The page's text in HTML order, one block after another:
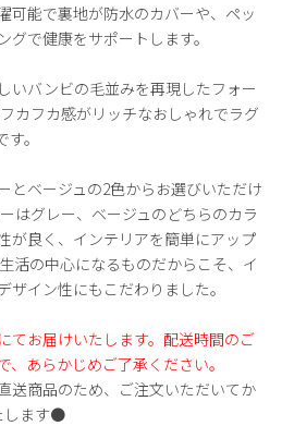
可能で裏地が防水のカバーや、ペッ
グで健康をサポートします。
いバンビの毛並みを再現したフォー
カフカ感がリッチなおしゃれでラグ
。
とベージュの2色からお選びいただけ
はグレー、ベージュのどちらのカラ
が良く、インテリアを簡単にアップ
活の中心になるものだからこそ、イ
ザイン性にもこだわりました。
てお届けいたします。配送時間のご
あらかじめご了承ください。
送商品のため、ご注文いただいてか
します●